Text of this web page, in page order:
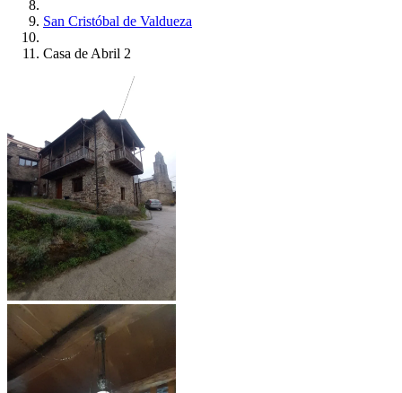
San Cristóbal de Valdueza
Casa de Abril 2